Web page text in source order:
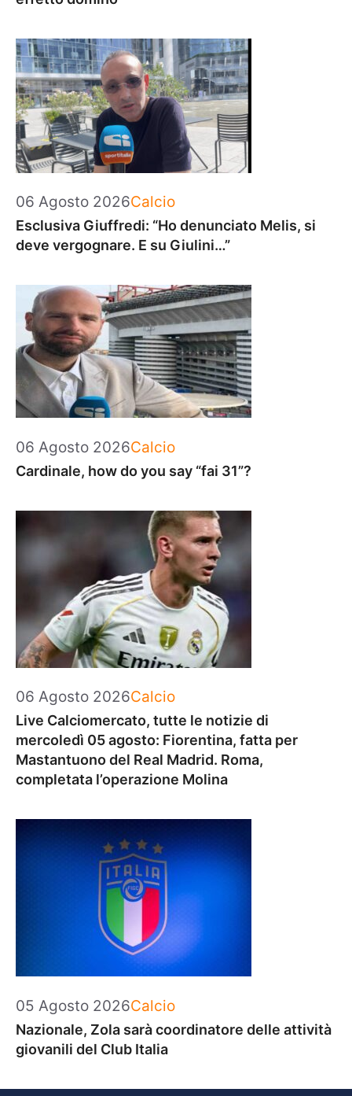
06 Agosto 2026Categorie
Calcio
Esclusiva Giuffredi: “Ho denunciato Melis, si
deve vergognare. E su Giulini…”
06 Agosto 2026Categorie
Calcio
Cardinale, how do you say “fai 31”?
06 Agosto 2026Categorie
Calcio
Live Calciomercato, tutte le notizie di
mercoledì 05 agosto: Fiorentina, fatta per
Mastantuono del Real Madrid. Roma,
completata l’operazione Molina
05 Agosto 2026Categorie
Calcio
Nazionale, Zola sarà coordinatore delle attività
giovanili del Club Italia